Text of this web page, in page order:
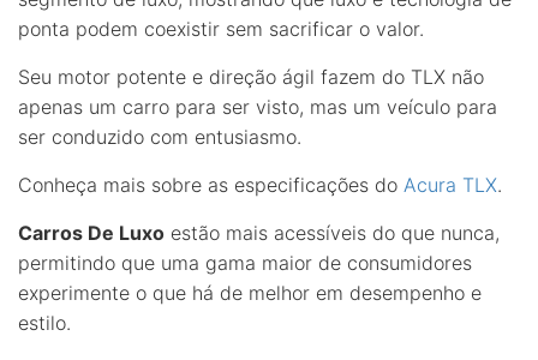
ponta podem coexistir sem sacrificar o valor.
Seu motor potente e direção ágil fazem do TLX não
apenas um carro para ser visto, mas um veículo para
ser conduzido com entusiasmo.
Conheça mais sobre as especificações do Acura TLX.
Carros De Luxo estão mais acessíveis do que nunca,
permitindo que uma gama maior de consumidores
experimente o que há de melhor em desempenho e
estilo.